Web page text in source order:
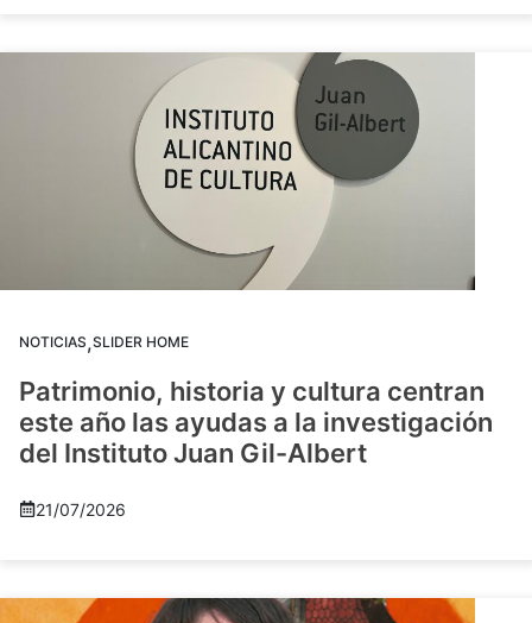
NOTICIAS,SLIDER HOME
Patrimonio, historia y cultura centran
este año las ayudas a la investigación
del Instituto Juan Gil-Albert
21/07/2026